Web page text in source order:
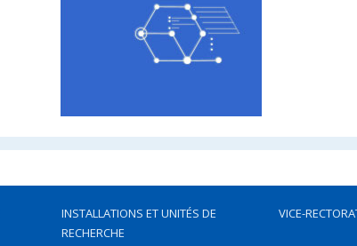
INSTALLATIONS ET UNITÉS DE
RECHERCHE
VICE-